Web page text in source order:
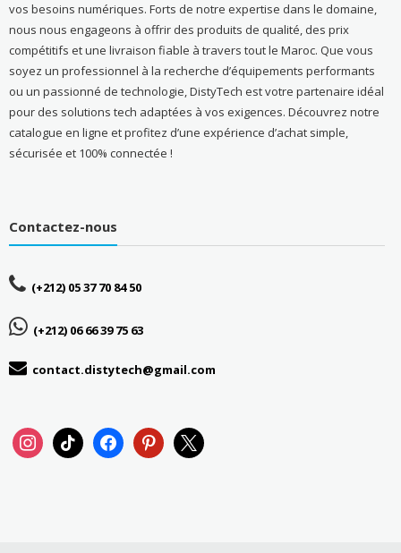
vos besoins numériques. Forts de notre expertise dans le domaine,
nous nous engageons à offrir des produits de qualité, des prix
compétitifs et une livraison fiable à travers tout le Maroc. Que vous
soyez un professionnel à la recherche d’équipements performants
ou un passionné de technologie, DistyTech est votre partenaire idéal
pour des solutions tech adaptées à vos exigences. Découvrez notre
catalogue en ligne et profitez d’une expérience d’achat simple,
sécurisée et 100% connectée !
Contactez-nous
(+212) 05 37 70 84 50
(+212) 06 66 39 75 63
contact.distytech@gmail.com
instagramtiktok facebookpinterest
x